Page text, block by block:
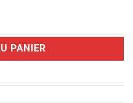
12/50 NOIR SAPL
PANIER